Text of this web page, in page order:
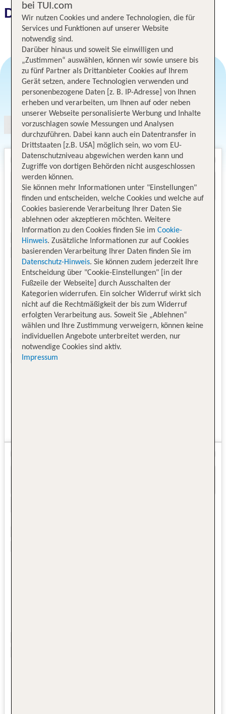
Das erwartet Sie
Angebotsauswahl
bei TUI.com
Wir nutzen Cookies und andere Technologien, die für
Services und Funktionen auf unserer Website
notwendig sind.
Darüber hinaus und soweit Sie einwilligen und
„Zustimmen“ auswählen, können wir sowie unsere bis
zu fünf Partner als Drittanbieter Cookies auf Ihrem
Gerät setzen, andere Technologien verwenden und
personenbezogene Daten [z. B. IP-Adresse] von Ihnen
erheben und verarbeiten, um Ihnen auf oder neben
unserer Webseite personalisierte Werbung und Inhalte
vorzuschlagen sowie Messungen und Analysen
durchzuführen. Dabei kann auch ein Datentransfer in
Drittstaaten [z.B. USA] möglich sein, wo vom EU-
Datenschutzniveau abgewichen werden kann und
Zugriffe von dortigen Behörden nicht ausgeschlossen
werden können.
Sie können mehr Informationen unter "Einstellungen"
finden und entscheiden, welche Cookies und welche auf
Cookies basierende Verarbeitung Ihrer Daten Sie
ablehnen oder akzeptieren möchten. Weitere
Information zu den Cookies finden Sie im Cookie-
Hinweis. Zusätzliche Informationen zur auf Cookies
basierenden Verarbeitung Ihrer Daten finden Sie im
Datenschutz-Hinweis. Sie können zudem jederzeit Ihre
Entscheidung über "Cookie-Einstellungen" [in der
Fußzeile der Webseite] durch Ausschalten der
Kategorien widerrufen. Ein solcher Widerruf wirkt sich
nicht auf die Rechtmäßigkeit der bis zum Widerruf
erfolgten Verarbeitung aus. Soweit Sie „Ablehnen“
wählen und Ihre Zustimmung verweigern, können keine
individuellen Angebote unterbreitet werden, nur
notwendige Cookies sind aktiv.
Impressum